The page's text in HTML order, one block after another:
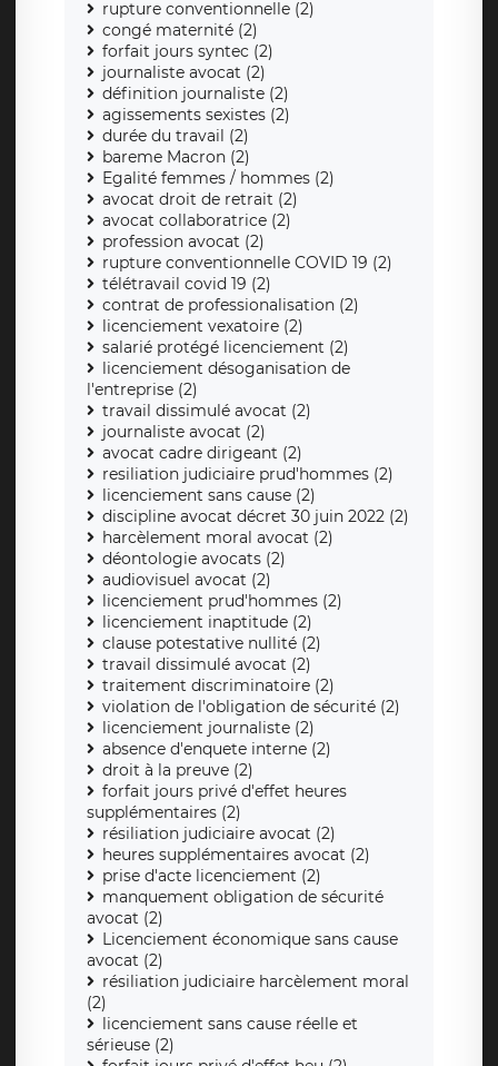
rupture conventionnelle (2)
congé maternité (2)
forfait jours syntec (2)
journaliste avocat (2)
définition journaliste (2)
agissements sexistes (2)
durée du travail (2)
bareme Macron (2)
Egalité femmes / hommes (2)
avocat droit de retrait (2)
avocat collaboratrice (2)
profession avocat (2)
rupture conventionnelle COVID 19 (2)
télétravail covid 19 (2)
contrat de professionalisation (2)
licenciement vexatoire (2)
salarié protégé licenciement (2)
licenciement désoganisation de
l'entreprise (2)
travail dissimulé avocat (2)
journaliste avocat (2)
avocat cadre dirigeant (2)
resiliation judiciaire prud'hommes (2)
licenciement sans cause (2)
discipline avocat décret 30 juin 2022 (2)
harcèlement moral avocat (2)
déontologie avocats (2)
audiovisuel avocat (2)
licenciement prud'hommes (2)
licenciement inaptitude (2)
clause potestative nullité (2)
travail dissimulé avocat (2)
traitement discriminatoire (2)
violation de l'obligation de sécurité (2)
licenciement journaliste (2)
absence d'enquete interne (2)
droit à la preuve (2)
forfait jours privé d'effet heures
supplémentaires (2)
résiliation judiciaire avocat (2)
heures supplémentaires avocat (2)
prise d'acte licenciement (2)
manquement obligation de sécurité
avocat (2)
Licenciement économique sans cause
avocat (2)
résiliation judiciaire harcèlement moral
(2)
licenciement sans cause réelle et
sérieuse (2)